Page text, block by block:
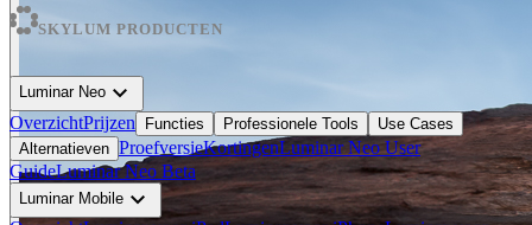
SKYLUM PRODUCTEN
Luminar Neo expand_more
OverzichtPrijzen Functies Professionele Tools
Use Cases
Alternatieven ProefversieKortingenLuminar Neo User
GuideLuminar Neo Beta
Luminar Mobile expand_more